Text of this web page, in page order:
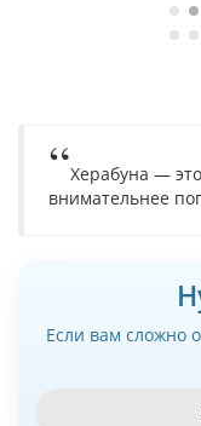
Херабуна —
внимательнее
Если вам сложно